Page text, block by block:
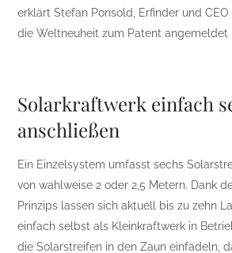
erklärt Stefan Ponsold, Erfinder und
die Weltneuheit zum Patent angemeldet
Solarkraftwerk einfach
anschließen
Ein Einzelsystem umfasst sechs
von wahlweise 2 oder 2,5 Metern. Dank
Prinzips lassen sich aktuell bis zu zehn
einfach selbst als Kleinkraftwerk in
die Solarstreifen in den Zaun einfädeln,